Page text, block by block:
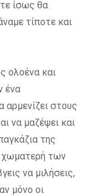
ίσως θα
τίποτε και
ολοένα και
ένα
αρμενίζει στους
να μαζέψει και
της
χωματερή των
να μιλήσεις,
μόνο οι